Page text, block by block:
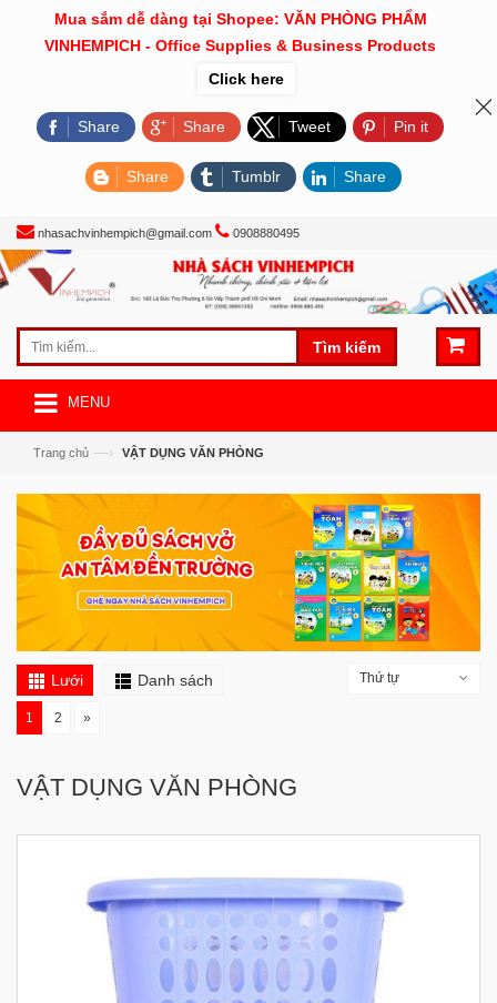
nhasachvinhempich@gmail.com 0908880495
Tìm kiếm
MENU
Trang chủ —› VẬT DỤNG VĂN PHÒNG
Lưới Danh sách Thứ tự
1 2 »
VẬT DỤNG VĂN PHÒNG
Mua sắm dễ dàng tại Shopee: VĂN PHÒNG PHẨM
VINHEMPICH - Office Supplies & Business Products
Click here
Share Share Tweet Pin it
Share Tumblr Share